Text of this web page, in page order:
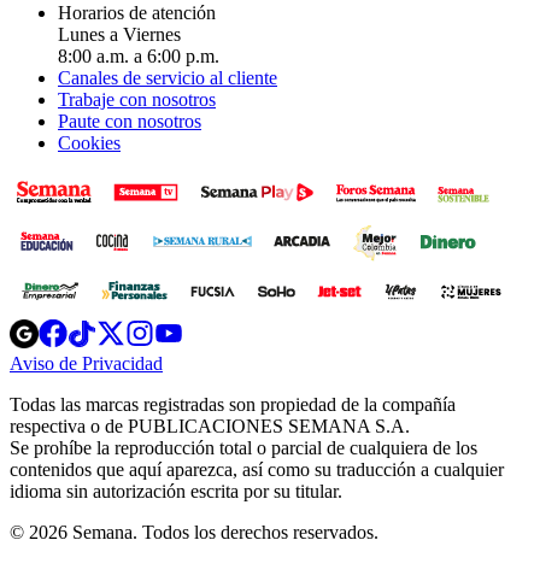
Horarios de atención
Lunes a Viernes
8:00 a.m. a 6:00 p.m.
Canales de servicio al cliente
Trabaje con nosotros
Paute con nosotros
Cookies
Opens
in
new
Opens
in
new
Opens
in
new
window
Opens
new
windowwindow
Aviso de Privacidad
new
window
Todas las marcas registradas son propiedad de la compañía
respectiva o de PUBLICACIONES SEMANA S.A.
Se prohíbe la reproducción total o parcial de cualquiera de los
contenidos que aquí aparezca, así como su traducción a cualquier
idioma sin autorización escrita por su titular.
© 2026 Semana. Todos los derechos reservados.